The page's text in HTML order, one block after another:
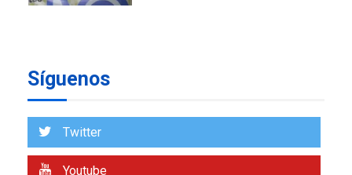
desde el primer momento
Síguenos
Twitter
Youtube